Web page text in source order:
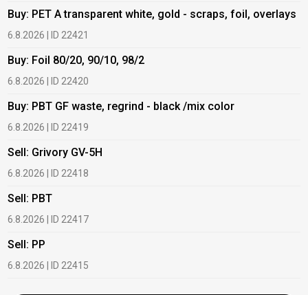
Buy: PET A transparent white, gold - scraps, foil, overlays
6.8.2026 | ID 22421
Buy: Foil 80/20, 90/10, 98/2
6.8.2026 | ID 22420
Buy: PBT GF waste, regrind - black /mix color
6.8.2026 | ID 22419
Sell: Grivory GV-5H
6.8.2026 | ID 22418
Sell: PBT
6.8.2026 | ID 22417
Sell: PP
6.8.2026 | ID 22415